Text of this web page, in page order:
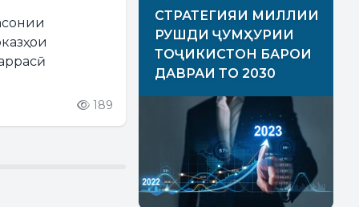
189
СТРАТЕГИЯИ МИЛЛИИ
РУШДИ ҶУМҲУРИИ
ТОҶИКИСТОН БАРОИ
ДАВРАИ ТО 2030